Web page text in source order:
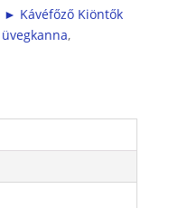
► Kávéfőző Kiöntők
üvegkanna,